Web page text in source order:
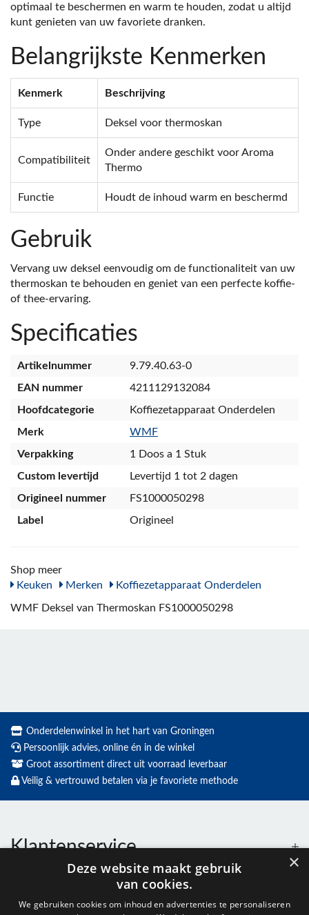
optimaal te beschermen en warm te houden, zodat u altijd
kunt genieten van uw favoriete dranken.
Belangrijkste Kenmerken
Kenmerk Beschrijving
Type Deksel voor thermoskan
Compatibiliteit
Onder andere geschikt voor Aroma
Thermo
Functie Houdt de inhoud warm en beschermd
Gebruik
Vervang uw deksel eenvoudig om de functionaliteit van uw
thermoskan te behouden en geniet van een perfecte koffie-
of thee-ervaring.
Specificaties
Artikelnummer
9.79.40.63-0
EAN nummer
4211129132084
Hoofdcategorie
Koffiezetapparaat Onderdelen
Merk
WMF
Verpakking
1 Doos a 1 Stuk
Custom levertijd
Levertijd 1 tot 2 dagen
Origineel nummer
FS1000050298
Label
Origineel
Shop meer
Keuken
Merken Koffiezetapparaat Onderdelen
WMF Deksel van Thermoskan FS1000050298
Onderdelenwinkel in het hart van Groningen
Persoonlijk advies, online én in de winkel
Groot assortiment direct uit voorraad leverbaar
Veilig & vertrouwd betalen via je favoriete methode
Klantenservice
×
Deze website maakt gebruik
van cookies.
We gebruiken cookies om inhoud en advertenties te personaliseren